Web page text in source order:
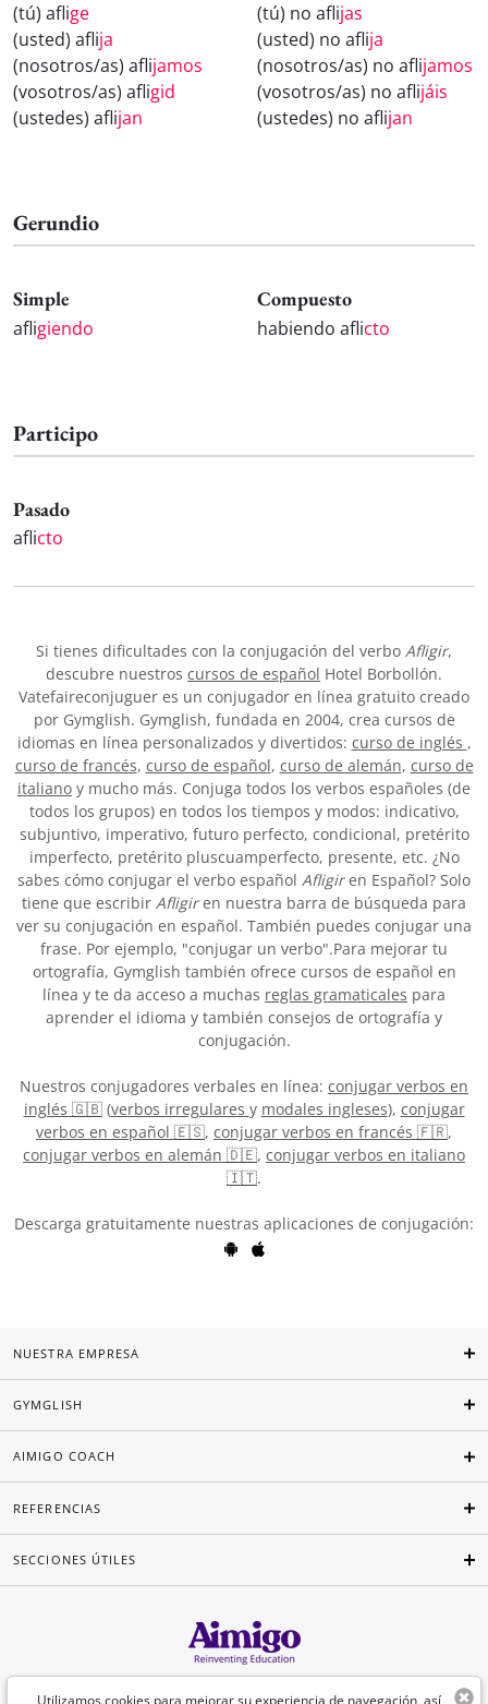
(tú) aflige
(usted) aflija
(nosotros/as) aflijamos
(vosotros/as) afligid
(ustedes) aflijan
(tú) no aflijas
(usted) no aflija
(nosotros/as) no aflijamos
(vosotros/as) no aflijáis
(ustedes) no aflijan
Gerundio
Simple
afligiendo
Compuesto
habiendo aflicto
Participo
Pasado
aflicto
Si tienes dificultades con la conjugación del verbo Afligir,
descubre nuestros cursos de español Hotel Borbollón.
Vatefaireconjuguer es un conjugador en línea gratuito creado
por Gymglish. Gymglish, fundada en 2004, crea cursos de
idiomas en línea personalizados y divertidos: curso de inglés ,
curso de francés, curso de español, curso de alemán, curso de
italiano y mucho más. Conjuga todos los verbos españoles (de
todos los grupos) en todos los tiempos y modos: indicativo,
subjuntivo, imperativo, futuro perfecto, condicional, pretérito
imperfecto, pretérito pluscuamperfecto, presente, etc. ¿No
sabes cómo conjugar el verbo español Afligiren Español? Solo
tiene que escribir Afligiren nuestra barra de búsqueda para
ver su conjugación en español. También puedes conjugar una
frase. Por ejemplo, "conjugar un verbo".Para mejorar tu
ortografía, Gymglish también ofrece cursos de español en
línea y te da acceso a muchas reglas gramaticales para
aprender el idioma y también consejos de ortografía y
conjugación.
Nuestros conjugadores verbales en línea: conjugar verbos en
inglés 🇬🇧(verbos irregulares y modales ingleses), conjugar
verbos en español 🇪🇸, conjugar verbos en francés 🇫🇷,
conjugar verbos en alemán 🇩🇪, conjugar verbos en italiano
🇮🇹.
Descarga gratuitamente nuestras aplicaciones de conjugación:
Utilizamos cookies para mejorar su experiencia de navegación, así
NUESTRA EMPRESA
GYMGLISH
AIMIGO COACH
REFERENCIAS
SECCIONES ÚTILES
Español